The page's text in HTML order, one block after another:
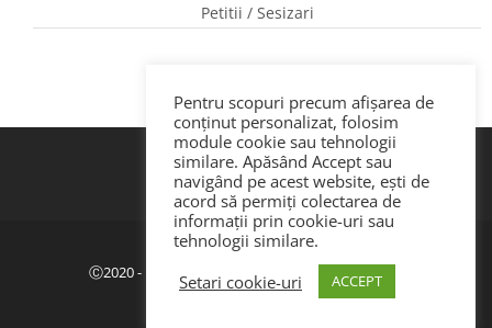
Petitii / Sesizari
Politica de confidenţialitate|GDPR
Ⓒ2020 - ISJ Botoșani. Dezvoltat de Webemotion.
Pentru scopuri precum afișarea de
conținut personalizat, folosim
module cookie sau tehnologii
similare. Apăsând Accept sau
navigând pe acest website, ești de
acord să permiți colectarea de
informații prin cookie-uri sau
tehnologii similare.
Setari cookie-uri
ACCEPT